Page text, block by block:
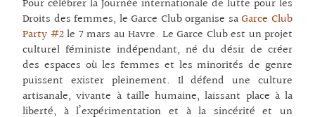
Pour célébrer la Journée internationale de lutte pour les
Droits des femmes, le Garce Club organise saGarce Club
Party #2le 7 mars au Havre. Le Garce Club est un projet
culturel féministe indépendant, né du désir de créer
des espaces où les femmes et les minorités de genre
puissent exister pleinement. Il défend une culture
artisanale, vivante à taille humaine, laissant place à la
liberté, à l’expérimentation et à la sincérité et un